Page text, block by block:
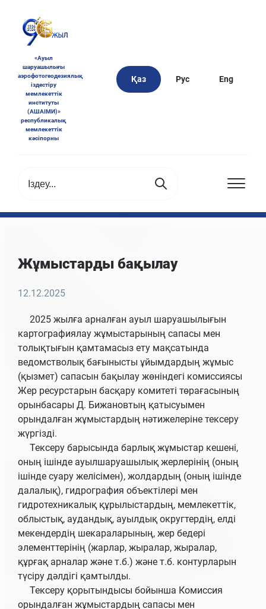
«Ауыл
шаруашылығы
аэрофотогеодезиялық
іздестіру
мемлекеттік
институты
(АШАІМИ)»
республикалық
мемлекеттік
кәсіпорны
Қаз Рус Eng
Жұмыстарды бақылау
12.12.2025
2025 жылға арналған ауыл шаруашылығын
картографиялау жұмыстарының сапасы мен
толықтығын қамтамасыз ету мақсатында
ведомстволық бағынысты ұйымдардың жұмыс
(қызмет) сапасын бақылау жөніндегі комиссиясы
Жер ресурстарын басқару комитеті төрағасының
орынбасары Д. Бижановтың қатысуымен
орындалған жұмыстардың нәтижелеріне тексеру
жүргізді.
Тексеру барысында барлық жұмыстар кешені,
оның ішінде ауылшаруашылық жерлерінің (оның
ішінде суару желісімен), жолдардың (оның ішінде
далалық), гидрография объектілері мен
гидротехникалық құрылыстардың, мемлекеттік,
облыстық, аудандық, ауылдық округтердің, елді
мекендердің шекараларының, жер бедері
элементтерінің (жарлар, жыралар, жыралар,
құрғақ арналар және т.б.) және т.б. контурларын
түсіру дәлдігі қамтылды.
Тексеру қорытындысы бойынша Комиссия
орындалған жұмыстардың сапасы мен